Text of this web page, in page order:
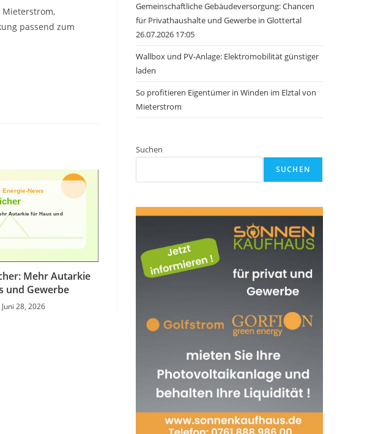
Mieterstrom,
passend zum
Mehr Autarkie
und Gewerbe
Juni 28, 2026
Gemeinschaftliche Gebäudeversorgung: Chancen
für Privathaushalte und Gewerbe in Glottertal
26.07.2026 17:05
Wallbox und PV-Anlage: Elektromobilität günstiger
laden
So profitieren Eigentümer in Winden im Elztal von
Mieterstrom
Suchen
SUCHEN